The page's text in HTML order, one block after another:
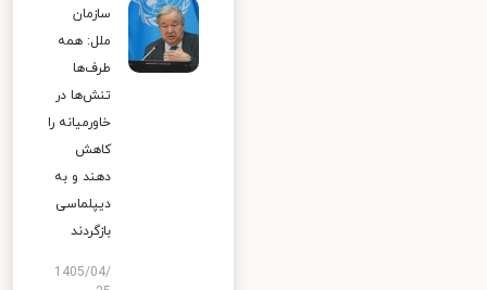
سازمان
ملل: همه
طرف‌ها
تنش‌ها در
خاورمیانه را
کاهش
دهند و به
دیپلماسی
بازگردند
1405/04/